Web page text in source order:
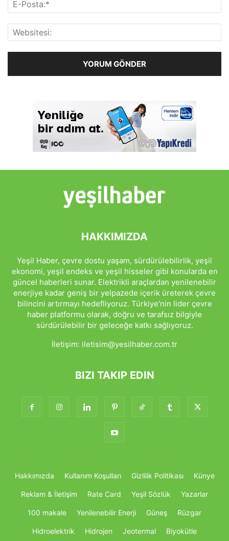
HAKKIMIZDA
Yeşil Haber, çevre dostu yaşam, sürdürülebilirlik, yeşil
ekonomi, yeşil endeks ve yeşil hisseler gibi konularda en
güncel haberleri sunar. Elektrikli araçlardan yenilenebilir
enerjiye kadar geniş bir yelpazede içerik üreterek çevre
bilincini artırmayı hedefliyoruz. Türkiye'nin lider çevre
haber platformu olarak, doğru ve tarafsız bilgiyle
sürdürülebilir bir geleceğe katkı sağlıyoruz.
İletişim: iletisim@yesilhaber.com.tr
BIZI TAKIP EDIN
Hakkımızda Kullanım Koşulları Gizlilik Politikası Künye
Reklam & İletişim Rate Card Yeşil Sözlük Yazarlar
100 makale Yenilenebilir Enerji Güneş Rüzgar
Hidroelektrik Hidrojen Jeotermal Biyokütle